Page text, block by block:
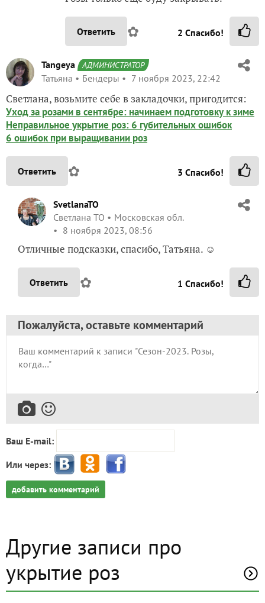
Ответить ✿ 2 Спасибо!
Tangeya АДМИНИСТРАТОР
Татьяна Бендеры 7 ноября 2023, 22:42
Светлана, возьмите себе в закладочки, пригодится:
Уход за розами в сентябре: начинаем подготовку к зиме
Неправильное укрытие роз: 6 губительных ошибок
6 ошибок при выращивании роз
Ответить ✿ 3 Спасибо!
SvetlanaTO
Светлана ТО
Московская обл.
8 ноября 2023, 08:56
Отличные подсказки, спасибо, Татьяна. ☺
Ответить ✿ 1 Спасибо!
Пожалуйста, оставьте комментарий
Ваш E-mail:
Или через:
добавить комментарий
Другие записи про
укрытие роз